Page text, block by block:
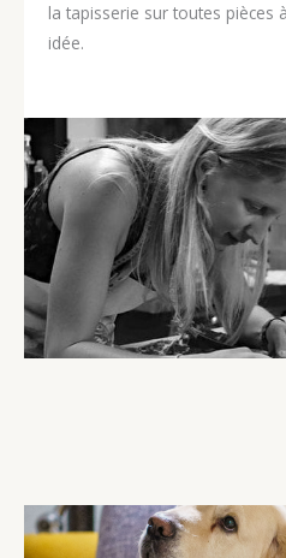
la tapisserie sur toutes pièces
idée.